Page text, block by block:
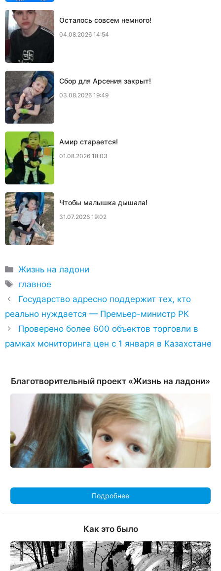
Осталось совсем немного!
04.08.2026 14:54
Сбор для Арсения закрыт!
03.08.2026 19:49
Амир старается!
01.08.2026 18:03
Чтобы малышка дышала!
31.07.2026 19:02
Рубрики
Жизнь на ладони
Метки
главное
Государство адресно поддержит тех, кто
реально нуждается — Премьер-министр РК
Проверено более 600 объектов торговли в
рамках мониторинга цен с 1 января в Казахстане
Благотворительный проект «Жизнь на ладони»
Подробнее
Как это было